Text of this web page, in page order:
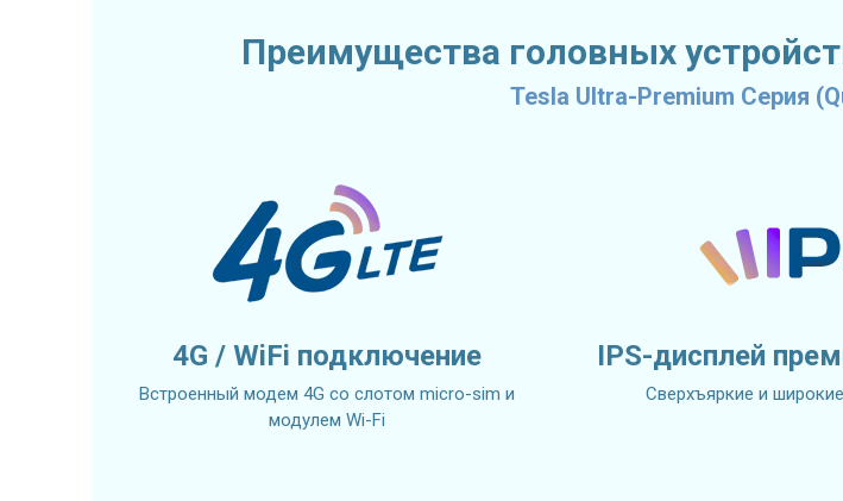
Преимущества головных
Tesla Ultra-Premium Серия
4G / WiFi подключение
Встроенный модем 4G со слотом micro-sim и
модулем Wi-Fi
IPS-дисплей
Сверхъяркие и